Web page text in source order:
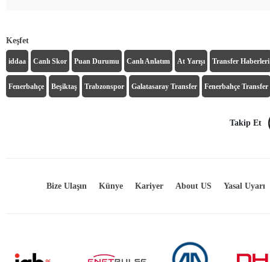
Keşfet
iddaa Canlı Skor Puan Durumu Canlı Anlatım At Yarışı Transfer Haberleri
Fenerbahçe Beşiktaş Trabzonspor Galatasaray Transfer Fenerbahçe Transfer
Takip Et
Bize Ulaşın Künye Kariyer About US Yasal Uyarı